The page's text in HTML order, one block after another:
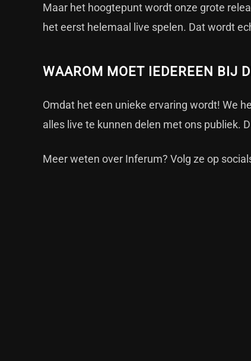
Maar het hoogtepunt wordt onze grote
het eerst helemaal live spelen. Dat wordt
WAAROM MOET IEDEREEN BIJ
Omdat het een unieke ervaring wordt! We
alles live te kunnen delen met ons publiek.
Meer weten over Inferum? Volg ze op